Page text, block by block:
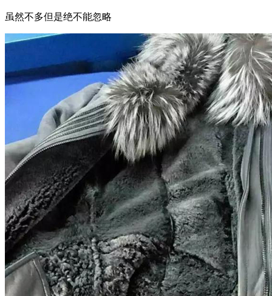
虽然不多但是绝不能忽略